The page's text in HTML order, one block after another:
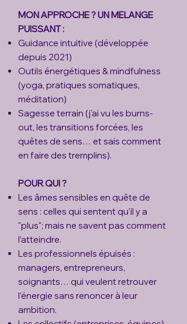
MON APPROCHE ? UN MELANGE
PUISSANT :
Guidance intuitive (développée
depuis 2021)
Outils énergétiques & mindfulness
(yoga, pratiques somatiques,
méditation)
Sagesse terrain (j'ai vu les burns-
out, les transitions forcées, les
quêtes de sens… et sais comment
en faire des tremplins).
POUR QUI ?
Les âmes sensibles en quête de
sens : celles qui sentent qu’il y a
"plus"; mais ne savent pas comment
l’atteindre.
Les professionnels épuisés :
managers, entrepreneurs,
soignants… qui veulent retrouver
l’énergie sans renoncer à leur
ambition.